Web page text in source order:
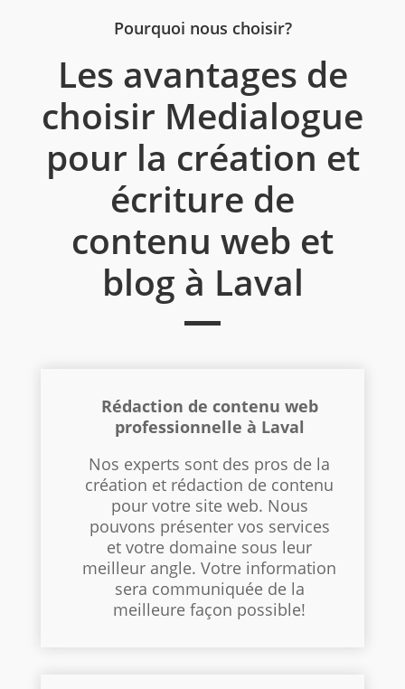
Pourquoi nous choisir?
Les avantages de
choisir Medialogue
pour la création et
écriture de
contenu web et
blog à Laval
Rédaction de contenu web
professionnelle à Laval
Nos experts sont des pros de la
création et rédaction de contenu
pour votre site web. Nous
pouvons présenter vos services
et votre domaine sous leur
meilleur angle. Votre information
sera communiquée de la
meilleure façon possible!